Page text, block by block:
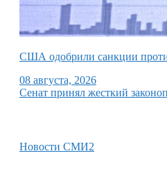
США одобрили санкции
08 августа, 2026
Сенат принял жесткий
Новости СМИ2